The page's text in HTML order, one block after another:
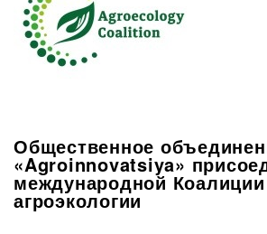
Общественное
«Agroinnovatsiya»
международной Коалиции
агроэкологии